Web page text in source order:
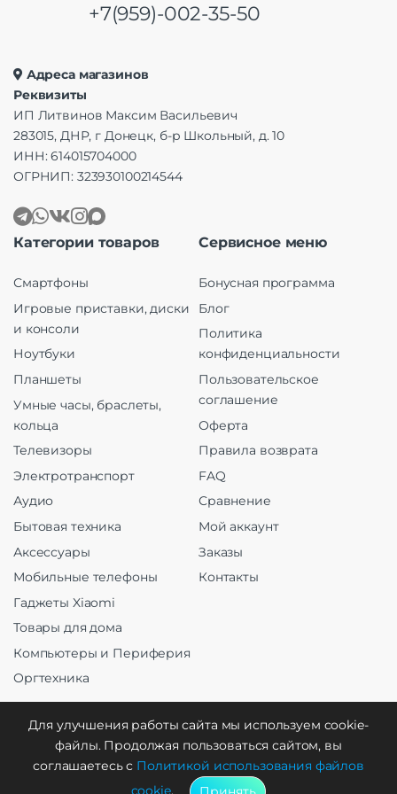
+7(959)-002-35-50
Адреса магазинов
Реквизиты
ИП Литвинов Максим Васильевич
283015, ДНР, г Донецк, б-р Школьный, д. 10
ИНН: 614015704000
ОГРНИП: 323930100214544
Категории товаров
Смартфоны
Игровые приставки, диски
и консоли
Ноутбуки
Планшеты
Умные часы, браслеты,
кольца
Телевизоры
Электротранспорт
Аудио
Бытовая техника
Аксессуары
Мобильные телефоны
Гаджеты Xiaomi
Товары для дома
Компьютеры и Периферия
Оргтехника
Сервисное меню
Бонусная программа
Блог
Политика
конфиденциальности
Пользовательское
соглашение
Оферта
Правила возврата
FAQ
Сравнение
Мой аккаунт
Заказы
Контакты
Создание и продвижение
Для улучшения работы сайта мы используем cookie-
файлы. Продолжая пользоваться сайтом, вы
соглашаетесь с Политикой использования файлов
cookie.